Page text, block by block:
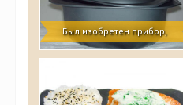
Был изобретен прибор,
который создает посуду из